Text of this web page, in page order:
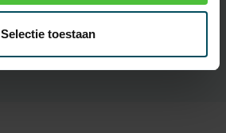
Selectie toestaan
7432257390338
3094120